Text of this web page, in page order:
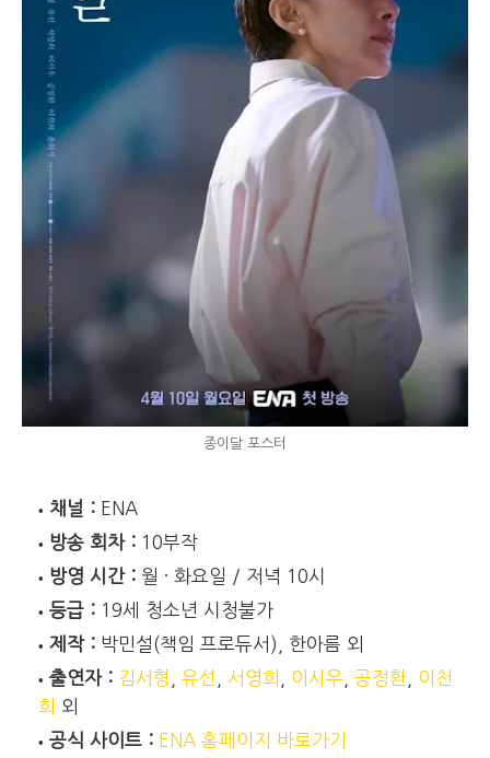
종이달 포스터
채널 : ENA
방송 회차 : 10부작
방영 시간 : 월 · 화요일 / 저녁 10시
등급 : 19세 청소년 시청불가
제작 : 박민설(책임 프로듀서), 한아름 외
출연자 : 김서형 유선 서영희 이시우 공정환
이천
희 외
공식 사이트 : ENA 홈페이지 바로가기